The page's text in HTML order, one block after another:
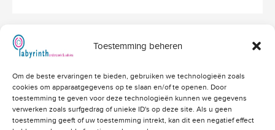
Toestemming beheren
Om de beste ervaringen te bieden, gebruiken we technologieën zoals
cookies om apparaatgegevens op te slaan en/of te openen. Door
toestemming te geven voor deze technologieën kunnen we gegevens
verwerken zoals surfgedrag of unieke ID's op deze site. Als u geen
toestemming geeft of uw toestemming intrekt, kan dit een negatief effect
3526 VD Utrecht
info@labyrinthonderzoek.nl
bekijk op Google Maps